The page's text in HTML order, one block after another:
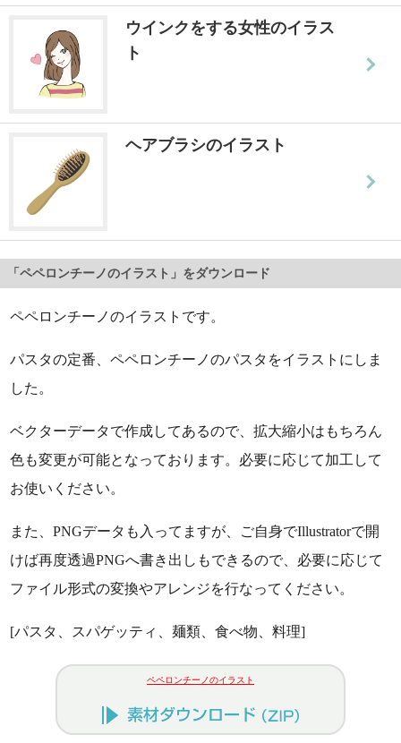
ウインクをする女性のイラス
ト
ヘアブラシのイラスト
「ペペロンチーノのイラスト」をダウンロード
ペペロンチーノのイラストです。
パスタの定番、ペペロンチーノのパスタをイラストにしま
した。
ベクターデータで作成してあるので、拡大縮小はもちろん
色も変更が可能となっております。必要に応じて加工して
お使いください。
また、PNGデータも入ってますが、ご自身でIllustratorで開
けば再度透過PNGへ書き出しもできるので、必要に応じて
ファイル形式の変換やアレンジを行なってください。
[パスタ、スパゲッティ、麺類、食べ物、料理]
ペペロンチーノのイラスト